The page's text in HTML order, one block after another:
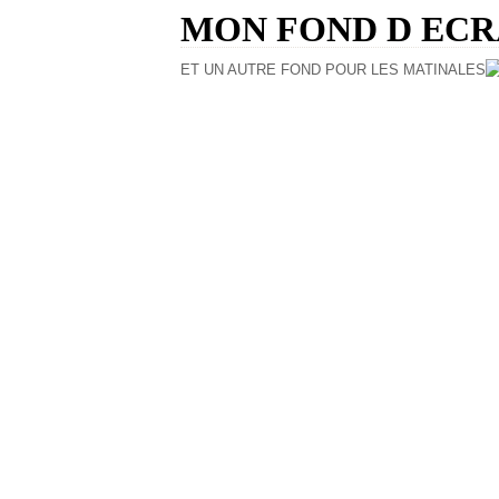
MON FOND D
ET UN AUTRE FOND POUR LES MATINALES